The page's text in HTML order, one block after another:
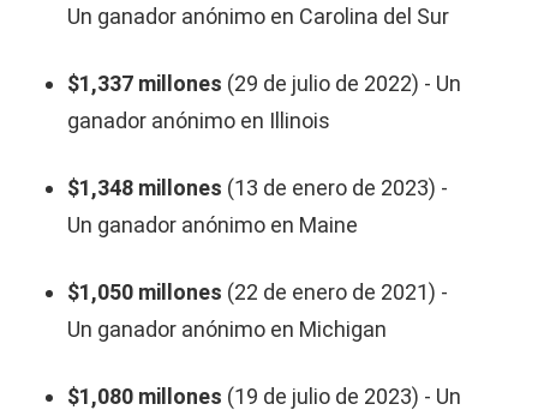
Un ganador anónimo en Carolina del Sur
$1,337 millones (29 de julio de 2022) - Un
ganador anónimo en Illinois
$1,348 millones (13 de enero de 2023) -
Un ganador anónimo en Maine
$1,050 millones (22 de enero de 2021) -
Un ganador anónimo en Michigan
$1,080 millones (19 de julio de 2023) - Un